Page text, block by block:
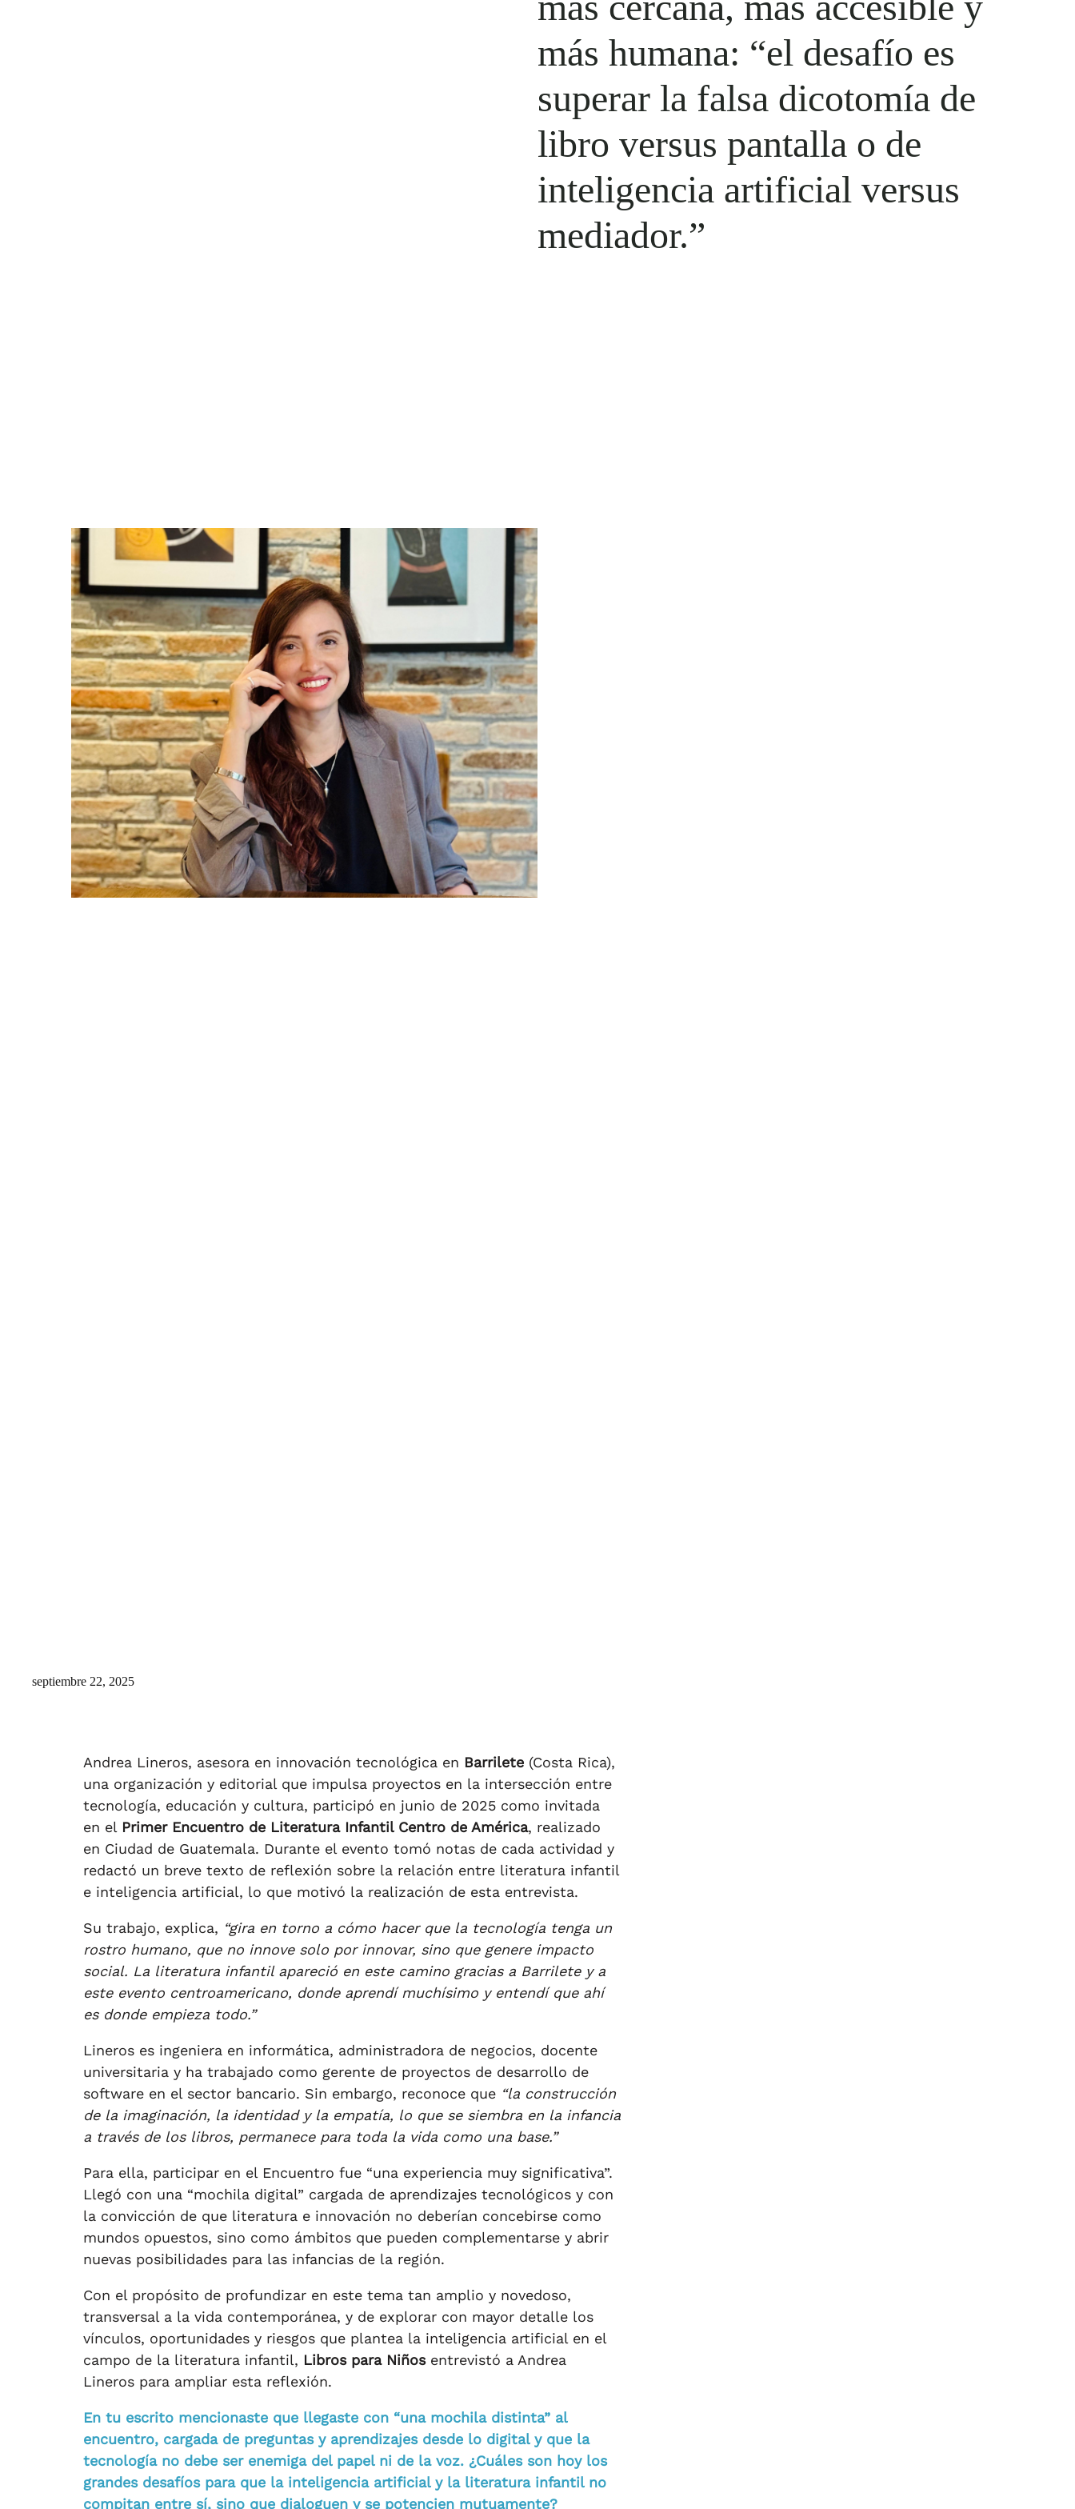
más humana: “el desafío es
superar la falsa dicotomía de
libro versus pantalla o de
inteligencia artificial versus
mediador.”
septiembre 22, 2025
Andrea Lineros, asesora en innovación tecnológica en Barrilete (Costa Rica),
una organización y editorial que impulsa proyectos en la intersección entre
tecnología, educación y cultura, participó en junio de 2025 como invitada
en el Primer Encuentro de Literatura Infantil Centro de América, realizado
en Ciudad de Guatemala. Durante el evento tomó notas de cada actividad y
redactó un breve texto de reflexión sobre la relación entre literatura infantil
e inteligencia artificial, lo que motivó la realización de esta entrevista.
Su trabajo, explica, “gira en torno a cómo hacer que la tecnología tenga un
rostro humano, que no innove solo por innovar, sino que genere impacto
social. La literatura infantil apareció en este camino gracias a Barrilete y a
este evento centroamericano, donde aprendí muchísimo y entendí que ahí
es donde empieza todo.”
Lineros es ingeniera en informática, administradora de negocios, docente
universitaria y ha trabajado como gerente de proyectos de desarrollo de
software en el sector bancario. Sin embargo, reconoce que “la construcción
de la imaginación, la identidad y la empatía, lo que se siembra en la infancia
a través de los libros, permanece para toda la vida como una base.”
Para ella, participar en el Encuentro fue “una experiencia muy significativa”.
Llegó con una “mochila digital” cargada de aprendizajes tecnológicos y con
la convicción de que literatura e innovación no deberían concebirse como
mundos opuestos, sino como ámbitos que pueden complementarse y abrir
nuevas posibilidades para las infancias de la región.
Con el propósito de profundizar en este tema tan amplio y novedoso,
transversal a la vida contemporánea, y de explorar con mayor detalle los
vínculos, oportunidades y riesgos que plantea la inteligencia artificial en el
campo de la literatura infantil, Libros para Niñosentrevistó a Andrea
Lineros para ampliar esta reflexión.
En tu escrito mencionaste que llegaste con “una mochila distinta” al
encuentro, cargada de preguntas y aprendizajes desde lo digital y que la
tecnología no debe ser enemiga del papel ni de la voz. ¿Cuáles son hoy los
grandes desafíos para que la inteligencia artificial y la literatura infantil no
compitan entre sí, sino que dialoguen y se potencien mutuamente?